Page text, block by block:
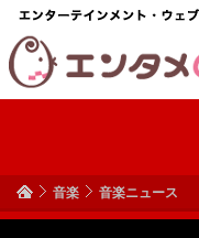
音楽 音楽ニュース